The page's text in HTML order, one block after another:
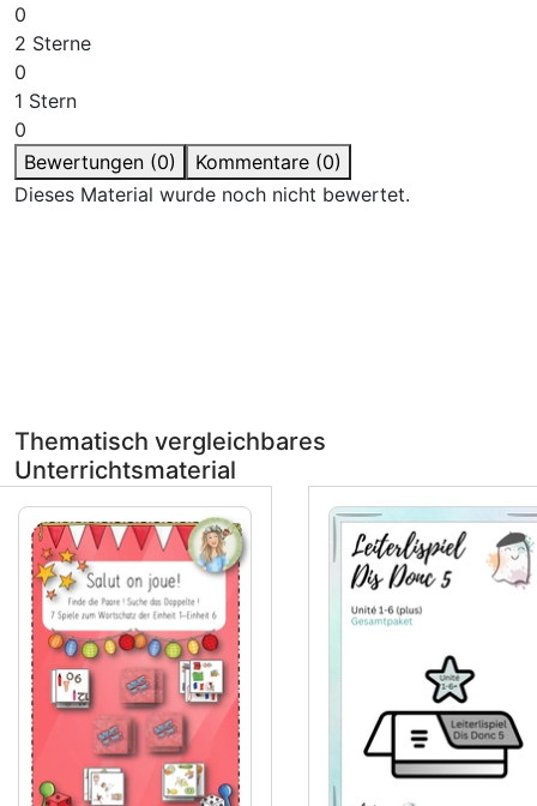
0
2 Sterne
0
1 Stern
0
Bewertungen (0)
Kommentare (0)
Dieses Material wurde noch nicht bewertet.
Thematisch vergleichbares
Unterrichtsmaterial